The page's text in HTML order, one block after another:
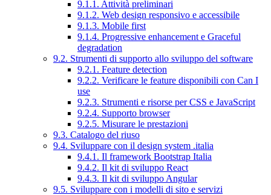
9.1.1. Attività preliminari
9.1.2. Web design responsivo e accessibile
9.1.3. Mobile first
9.1.4. Progressive enhancement e Graceful
degradation
9.2. Strumenti di supporto allo sviluppo del software
9.2.1. Feature detection
9.2.2. Verificare le feature disponibili con Can I
use
9.2.3. Strumenti e risorse per CSS e JavaScript
9.2.4. Supporto browser
9.2.5. Misurare le prestazioni
9.3. Catalogo del riuso
9.4. Sviluppare con il design system .italia
9.4.1. Il framework Bootstrap Italia
9.4.2. Il kit di sviluppo React
9.4.3. Il kit di sviluppo Angular
9.5. Sviluppare con i modelli di sito e servizi